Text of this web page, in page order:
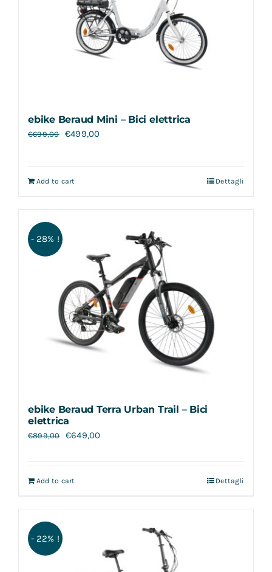
ebike Beraud Mini – Bici elettrica
€699,00 €499,00
Add to cart Dettagli
- 28% !
ebike Beraud Terra Urban Trail – Bici
elettrica
€899,00 €649,00
Add to cart Dettagli
- 22% !